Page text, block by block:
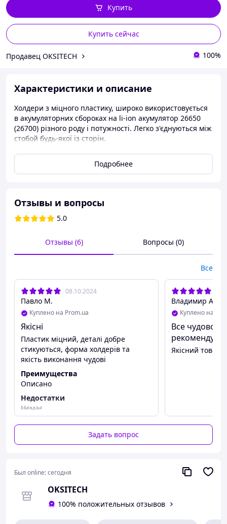
Купить сейчас
Купить
Продавец OKSITECH 100%
Характеристики и описание
Холдери з міцного пластику, широко використовується
в акумуляторних сбороках на li-ion акумулятор 26650
(26700) різного роду і потужності. Легко з'єднуються між
стобой будь-якої із сторін.
Холдери для акумуляторів
Форм-фактор: 26650-26700
Розміри:
Довжина: 84.5 мм
Подробнее
Отзывы и вопросы
5.0
Отзывы (6) Вопросы (0)
Все
08.10.2024
Павло М.
Куплено на Prom.ua
Якісні
Пластик міцний, деталі добре
стикуються, форма холдерів та
якість виконання чудові
Преимущества
Описано
Недостатки
Немає
Владимир А.
Куплено на
Все
рекомендую .
Якісний
Задать вопрос
Был online:сегодня
OKSITECH
100% положительных отзывов